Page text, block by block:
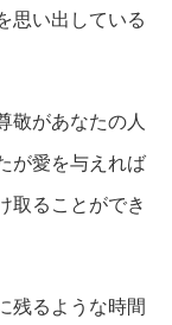
思い出している
敬があなたの人
が愛を与えれば
取ることができ
残るような時間